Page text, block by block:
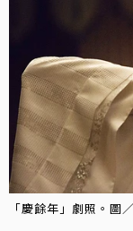
「慶餘年」劇照。圖